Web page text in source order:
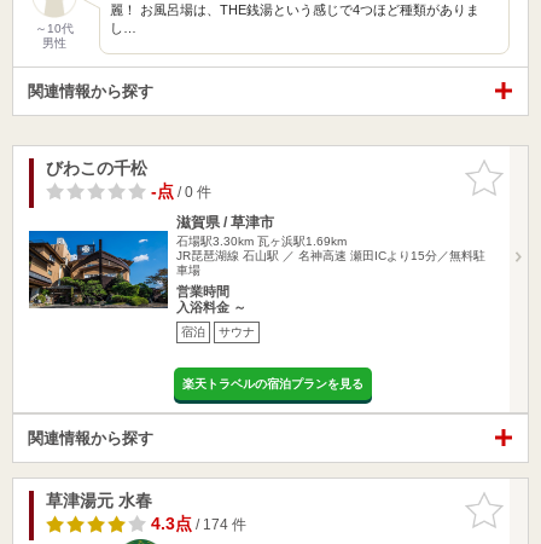
～10代
男性
麗！ お風呂場は、THE銭湯という感じで4つほど種類がありま
し…
関連情報から探す
お気に入
りに追加
びわこの千松
-点/ 0 件
滋賀県 / 草津市
石場駅3.30km 瓦ヶ浜駅1.69km
JR琵琶湖線 石山駅 ／ 名神高速 瀬田ICより15分／無料駐
車場
営業時間
入浴料金 ～
宿泊 サウナ
楽天トラベルの宿泊プランを見る
関連情報から探す
お気に入
りに追加
草津湯元 水春
4.3点/ 174 件